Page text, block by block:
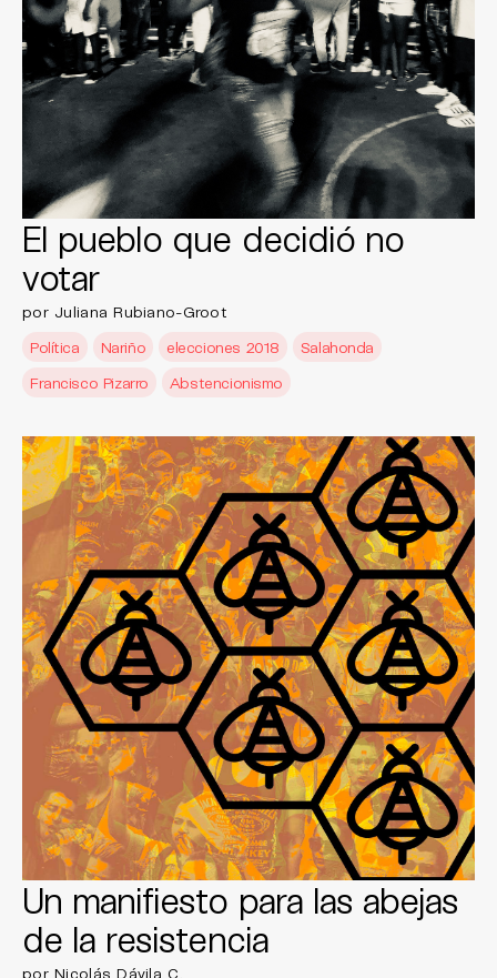
El pueblo que decidió no
votar
por Juliana Rubiano-Groot
Política
Nariño elecciones 2018
Salahonda
Francisco Pizarro
Abstencionismo
Un manifiesto para las abejas
de la resistencia
por Nicolás Dávila C.